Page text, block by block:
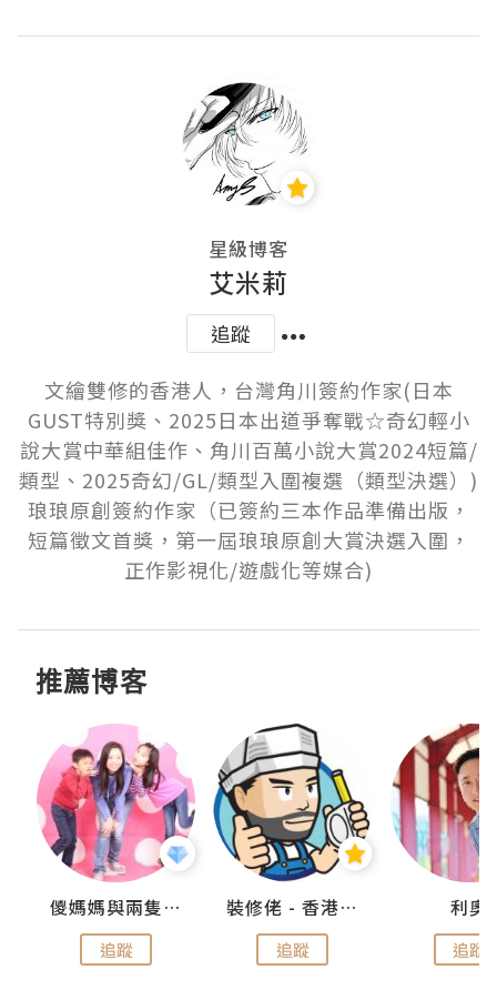
星級博客
艾米莉
追蹤
文繪雙修的香港人，台灣角川簽約作家(日本
GUST特別獎、2025日本出道爭奪戰☆奇幻輕小
說大賞中華組佳作、角川百萬小說大賞2024短篇/
類型、2025奇幻/GL/類型入圍複選（類型決選）)
琅琅原創簽約作家（已簽約三本作品準備出版，
短篇徵文首獎，第一屆琅琅原創大賞決選入圍，
正作影視化/遊戲化等媒合)
推薦博客
儍媽媽與兩隻小魔怪之家
追蹤
裝修佬 - 香港一站式網上裝修平台
追蹤
利奧
追蹤